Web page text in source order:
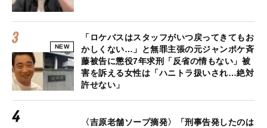
NEW
「ロケバスはスタッフがいつ戻ってきてもお
かしくない…」と無罪主張の元ジャンポケ斉
藤被告に懲役7年求刑「反省の情もない」被
害を訴える女性は「ハニトラ扱いされ…絶対
許せない」
〈吉原老舗ソープ摘発〉「刑事告発したのは